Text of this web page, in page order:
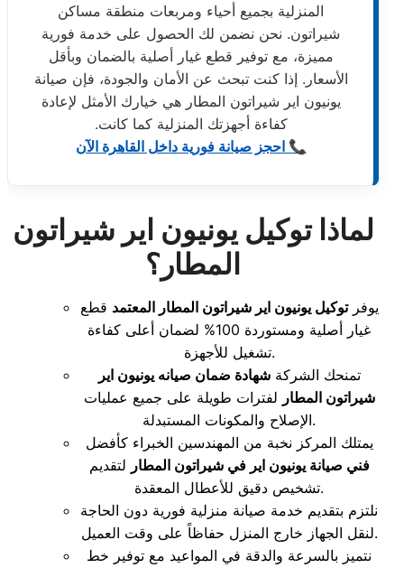
المنزلية بجميع أحياء ومربعات منطقة مساكن
شيراتون. نحن نضمن لك الحصول على خدمة فورية
مميزة، مع توفير قطع غيار أصلية بالضمان وبأقل
الأسعار. إذا كنت تبحث عن الأمان والجودة، فإن صيانة
يونيون اير شيراتون المطار هي خيارك الأمثل لإعادة
كفاءة أجهزتك المنزلية كما كانت.
📞 احجز صيانة فورية داخل القاهرة الآن
لماذا توكيل يونيون اير شيراتون
المطار؟
يوفرتوكيل يونيون اير شيراتون المطار المعتمد قطع
غيار أصلية ومستوردة 100% لضمان أعلى كفاءة
تشغيل للأجهزة.
تمنحك الشركةشهادة ضمان صيانه يونيون اير
شيراتون المطار لفترات طويلة على جميع عمليات
الإصلاح والمكونات المستبدلة.
يمتلك المركز نخبة من المهندسين الخبراء كأفضل
فني صيانة يونيون اير في شيراتون المطار لتقديم
تشخيص دقيق للأعطال المعقدة.
نلتزم بتقديم خدمة صيانة منزلية فورية دون الحاجة
لنقل الجهاز خارج المنزل حفاظاً على وقت العميل.
نتميز بالسرعة والدقة في المواعيد مع توفير خط